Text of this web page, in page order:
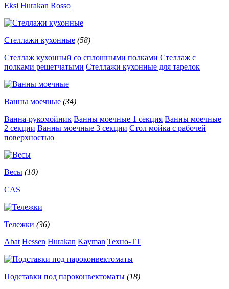
Eksi Hurakan Rosso
Стеллажи кухонные (58)
Стеллаж кухонный со сплошными полками Стеллаж с
полками решетчатыми Стеллажи кухонные для тарелок
Ванны моечные (34)
Ванна-рукомойник Ванны моечные 1 секция Ванны моечные
2 секции Ванны моечные 3 секции Стол мойка с рабочей
поверхностью
Весы (10)
CAS
Тележки (36)
Abat Hessen Hurakan Kayman Техно-ТТ
Подставки под пароконвектоматы (18)